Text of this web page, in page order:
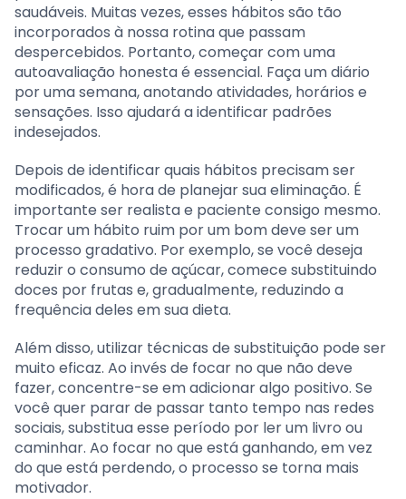
saudáveis. Muitas vezes, esses hábitos são tão
incorporados à nossa rotina que passam
despercebidos. Portanto, começar com uma
autoavaliação honesta é essencial. Faça um diário
por uma semana, anotando atividades, horários e
sensações. Isso ajudará a identificar padrões
indesejados.
Depois de identificar quais hábitos precisam ser
modificados, é hora de planejar sua eliminação. É
importante ser realista e paciente consigo mesmo.
Trocar um hábito ruim por um bom deve ser um
processo gradativo. Por exemplo, se você deseja
reduzir o consumo de açúcar, comece substituindo
doces por frutas e, gradualmente, reduzindo a
frequência deles em sua dieta.
Além disso, utilizar técnicas de substituição pode ser
muito eficaz. Ao invés de focar no que não deve
fazer, concentre-se em adicionar algo positivo. Se
você quer parar de passar tanto tempo nas redes
sociais, substitua esse período por ler um livro ou
caminhar. Ao focar no que está ganhando, em vez
do que está perdendo, o processo se torna mais
motivador.